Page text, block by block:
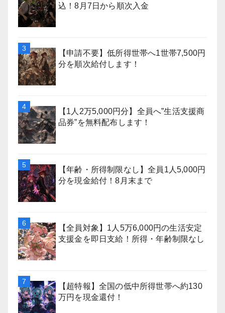
込！8月7日から順次入金
【申請不要】低所得世帯へ1世帯7,500円
分を順次給付します！
【1人2万5,000円分】全員へ”生活支援商
品券”を無料配布します！
【年齢・所得制限なし】全員1人5,000円
分を現金給付！8月末まで
【全員対象】1人5万6,000円の生活安定
支援金を即日支給！所得・年齢制限なし
【超特報】全国の低中所得世帯へ約130
万円を現金還付！